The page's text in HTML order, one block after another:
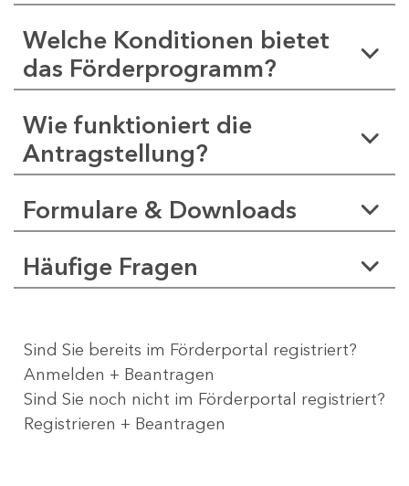
Welche Konditionen bietet
das Förderprogramm?
Wie funktioniert die
Antragstellung?
Formulare & Downloads
Häufige Fragen
Sind Sie bereits im Förderportal registriert?
Anmelden + Beantragen
Sind Sie noch nicht im Förderportal registriert?
Registrieren + Beantragen